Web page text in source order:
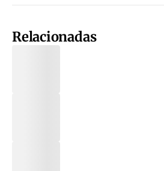
Relacionadas